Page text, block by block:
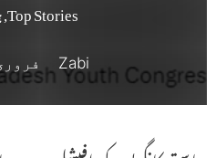
Top Stories
,
Zabi فروری 5,